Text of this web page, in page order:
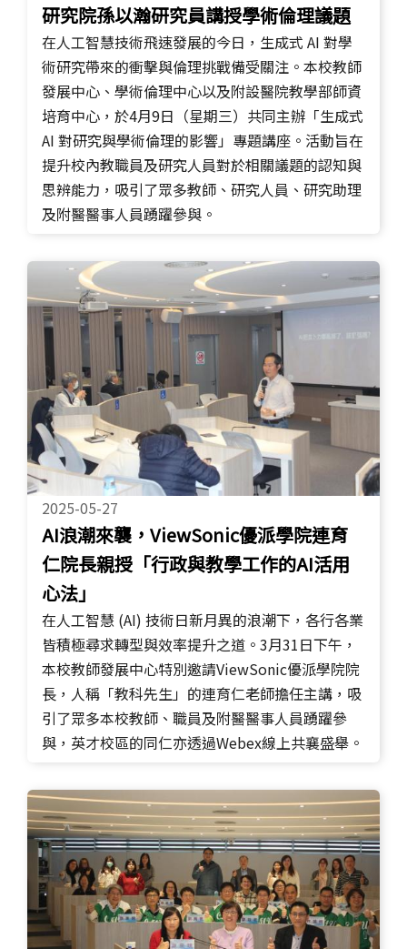
研究院孫以瀚研究員講授學術倫理議題
在人工智慧技術飛速發展的今日，生成式 AI 對學
術研究帶來的衝擊與倫理挑戰備受關注。本校教師
發展中心、學術倫理中心以及附設醫院教學部師資
培育中心，於4月9日（星期三）共同主辦「生成式
AI 對研究與學術倫理的影響」專題講座。活動旨在
提升校內教職員及研究人員對於相關議題的認知與
思辨能力，吸引了眾多教師、研究人員、研究助理
及附醫醫事人員踴躍參與。
2025-05-27
AI浪潮來襲，ViewSonic優派學院連育
仁院長親授「行政與教學工作的AI活用
心法」
在人工智慧 (AI) 技術日新月異的浪潮下，各行各業
皆積極尋求轉型與效率提升之道。3月31日下午，
本校教師發展中心特別邀請ViewSonic優派學院院
長，人稱「教科先生」的連育仁老師擔任主講，吸
引了眾多本校教師、職員及附醫醫事人員踴躍參
與，英才校區的同仁亦透過Webex線上共襄盛舉。